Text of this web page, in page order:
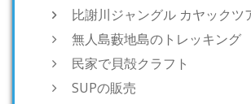
比謝川ジャングル カヤックツ
無人島藪地島のトレッキング
民家で貝殻クラフト
SUPの販売